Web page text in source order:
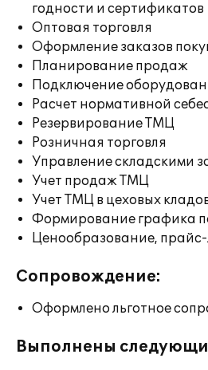
годности и сертификатов
Оптовая торговля
Оформление заказов
Планирование продаж
Подключение
Расчет нормативной
Резервирование ТМЦ
Розничная торговля
Управление складскими
Учет продаж ТМЦ
Учет ТМЦ в цеховых
Формирование графика
Ценообразование,
Сопровождение:
Оформлено льготное
Выполнены